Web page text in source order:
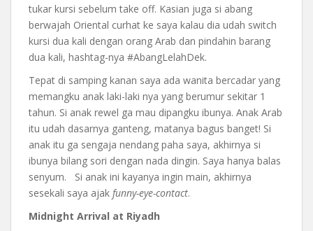
tukar kursi sebelum take off. Kasian juga si abang
berwajah Oriental curhat ke saya kalau dia udah switch
kursi dua kali dengan orang Arab dan pindahin barang
dua kali, hashtag-nya #AbangLelahDek.
Tepat di samping kanan saya ada wanita bercadar yang
memangku anak laki-laki nya yang berumur sekitar 1
tahun. Si anak rewel ga mau dipangku ibunya. Anak Arab
itu udah dasarnya ganteng, matanya bagus banget! Si
anak itu ga sengaja nendang paha saya, akhirnya si
ibunya bilang sori dengan nada dingin. Saya hanya balas
senyum. Si anak ini kayanya ingin main, akhirnya
sesekali saya ajak funny-eye-contact.
Midnight Arrival at Riyadh